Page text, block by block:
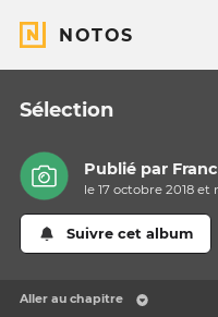
NOTOS
Sélection
Publié par
le 17 octobre 2018
Suivre cet album
Aller au chapitre